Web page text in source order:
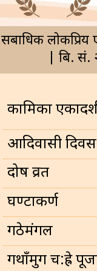
सर्बाधिक
| बि. सं.
कामिका
आदिवासी दिवस
प्रदोष व्रत
घण्टाकर्ण
गठेमंगल
गथाँमुग च:ह्रे